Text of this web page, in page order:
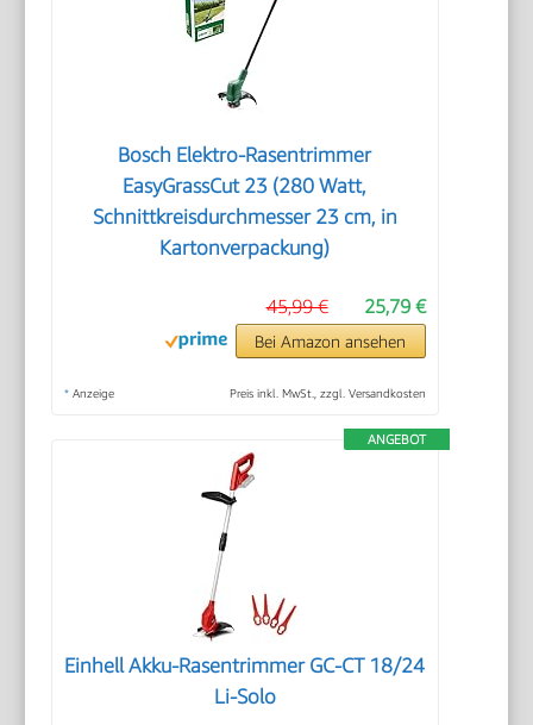
Bosch Elektro-Rasentrimmer
EasyGrassCut 23 (280 Watt,
Schnittkreisdurchmesser 23 cm, in
Kartonverpackung)
25,79 €
45,99 €
Bei Amazon ansehen
* Anzeige Preis inkl. MwSt., zzgl. Versandkosten
ANGEBOT
Einhell Akku-Rasentrimmer GC-CT 18/24
Li-Solo